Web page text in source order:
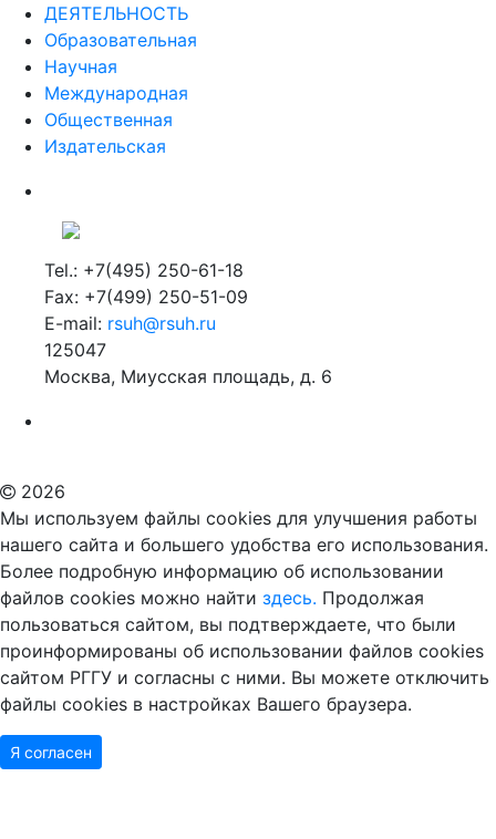
ДЕЯТЕЛЬНОСТЬ
Образовательная
Научная
Международная
Общественная
Издательская
Tel.: +7(495) 250-61-18
Fax: +7(499) 250-51-09
E-mail: rsuh@rsuh.ru
125047
Москва, Миусская площадь, д. 6
2026
Мы используем файлы cookies для улучшения работы
нашего сайта и большего удобства его использования.
Более подробную информацию об использовании
файлов cookies можно найти здесь. Продолжая
пользоваться сайтом, вы подтверждаете, что были
проинформированы об использовании файлов cookies
сайтом РГГУ и согласны с ними. Вы можете отключить
файлы cookies в настройках Вашего браузера.
Я согласен